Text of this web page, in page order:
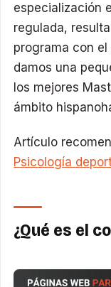
especialización
regulada,
programa con el
damos una
los mejores
ámbito
Artículo
Psicología
¿Qué es el